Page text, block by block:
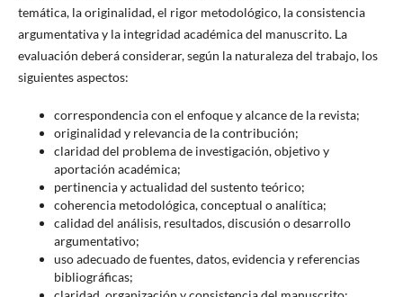
temática, la originalidad, el rigor metodológico, la consistencia
argumentativa y la integridad académica del manuscrito. La
evaluación deberá considerar, según la naturaleza del trabajo, los
siguientes aspectos:
correspondencia con el enfoque y alcance de la revista;
originalidad y relevancia de la contribución;
claridad del problema de investigación, objetivo y
aportación académica;
pertinencia y actualidad del sustento teórico;
coherencia metodológica, conceptual o analítica;
calidad del análisis, resultados, discusión o desarrollo
argumentativo;
uso adecuado de fuentes, datos, evidencia y referencias
bibliográficas;